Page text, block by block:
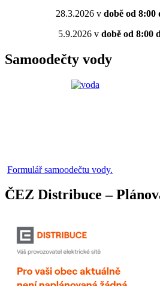
28.3.2026 vdobě od 8:00
5.9.2026 vdobě od 8:00
Samoodečty vody
Formulář samoodečtu vody.
ČEZ Distribuce –